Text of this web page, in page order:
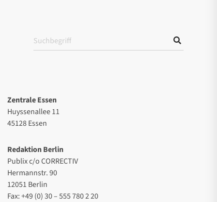
Zentrale Essen
Huyssenallee 11
45128 Essen
Redaktion Berlin
Publix c/o CORRECTIV
Hermannstr. 90
12051 Berlin
Fax: +49 (0) 30 – 555 780 2 20